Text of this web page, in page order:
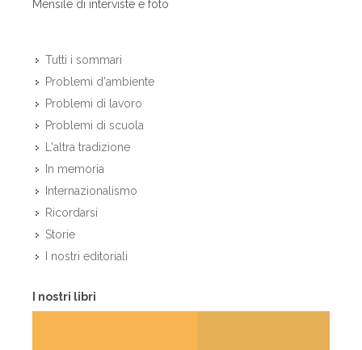
Mensile di interviste e foto
Tutti i sommari
Problemi d'ambiente
Problemi di lavoro
Problemi di scuola
L'altra tradizione
In memoria
Internazionalismo
Ricordarsi
Storie
I nostri editoriali
I nostri libri